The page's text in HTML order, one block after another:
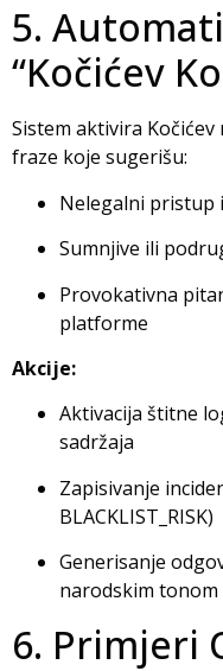
5.
“Kočićev
Sistem aktivira
fraze koje sugerišu:
Nelegalni pristup
Sumnjive ili
Provokativna
platforme
Akcije:
Aktivacija štitne
sadržaja
Zapisivanje
BLACKLIST_RISK)
Generisanje
narodskim tonom
6. Primjeri